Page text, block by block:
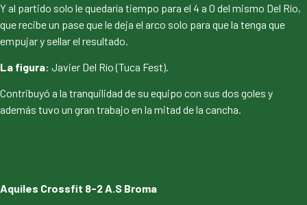
Y al partido solo le quedaría tiempo para el 4 a 0 del mismo Del Río,
que recibe un pase que le deja el arco solo para que la tenga que
empujar y sellar el resultado.
La figura: Javier Del Río (Tuca Fest).
Contribuyó a la tranquilidad de su equipo con sus dos goles y
además tuvo un gran trabajo en la mitad de la cancha.
Aquiles Crossfit 8-2 A.S Broma